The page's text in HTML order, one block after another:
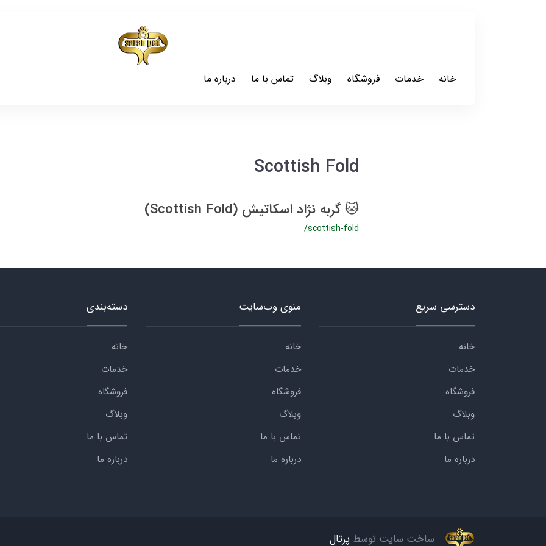
خانه خدمات فروشگاه وبلاگ تماس با ما درباره ما
Scottish Fold
🐱 گربه نژاد اسکاتیش (Scottish Fold)
/scottish-fold
دسترسی سریع
خانه
خدمات
فروشگاه
وبلاگ
تماس با ما
درباره ما
منوی وب‌سایت
خانه
خدمات
فروشگاه
وبلاگ
تماس با ما
درباره ما
دسته‌بندی
خانه
خدمات
فروشگاه
وبلاگ
تماس با ما
درباره ما
ساخت سایت توسط پرتال